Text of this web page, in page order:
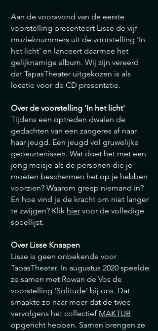
Aan de vooravond van de eerste
voorstelling presenteert Lisse de vijf
muzieknummers uit de voorstelling 'In
het licht' en lanceert daarmee het
gelijknamige album. Wij zijn vereerd
dat TapasTheater uitgekozen is als
locatie voor de CD presentatie.
Over de voorstelling 'In het licht'
Tijdens een optreden dwalen de
gedachten van een zangeres af naar
haar jeugd. Een jeugd vol gruwelijke
gebeurtenissen. Wat doet het met een
jong meisje als de personen die je
moeten beschermen het op je hebben
voorzien? Waarom greep niemand in?
En hoe vind je de kracht om niet langer
te zwijgen? Klik hier voor de volledige
speellijst.
Over Lisse Knaapen
Lisse is geen onbekende voor
TapasTheater. In augustus 2020 speelde
ze samen met Rowan de Vos de
voorstelling 'Solitude' bij ons. Dat
smaakte zo naar meer dat de twee
vervolgens het collectief MAKTUB
opgericht hebben. Samen brengen ze